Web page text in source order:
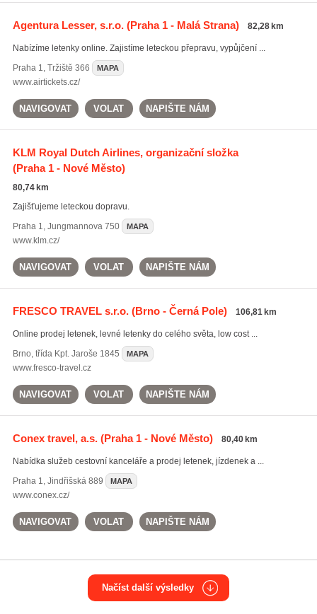
Agentura Lesser, s.r.o.(Praha 1 - Malá Strana) 82,28 km
Nabízíme letenky online. Zajistíme leteckou přepravu, vypůjčení ...
Praha 1, Tržiště 366 MAPA
www.airtickets.cz/
NAVIGOVAT VOLAT NAPIŠTE NÁM
KLM Royal Dutch Airlines, organizační složka
(Praha 1 - Nové Město)
80,74 km
Zajišťujeme leteckou dopravu.
Praha 1, Jungmannova 750 MAPA
www.klm.cz/
NAVIGOVAT VOLAT NAPIŠTE NÁM
FRESCO TRAVEL s.r.o.(Brno - Černá Pole) 106,81 km
Online prodej letenek, levné letenky do celého světa, low cost ...
Brno, třída Kpt. Jaroše 1845 MAPA
www.fresco-travel.cz
NAVIGOVAT VOLAT NAPIŠTE NÁM
Conex travel, a.s.(Praha 1 - Nové Město) 80,40 km
Nabídka služeb cestovní kanceláře a prodej letenek, jízdenek a ...
Praha 1, Jindřišská 889 MAPA
www.conex.cz/
NAVIGOVAT VOLAT NAPIŠTE NÁM
Načíst další výsledky